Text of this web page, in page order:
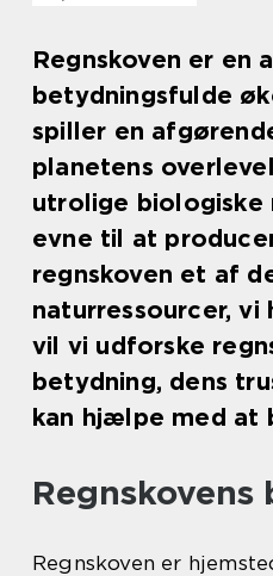
Regnskoven er en
betydningsfulde
spiller en
planetens
utrolige biologiske
evne til at
regnskoven et af
naturressourcer, vi
vil vi udforske
betydning, dens
kan hjælpe med at
Regnskoven er